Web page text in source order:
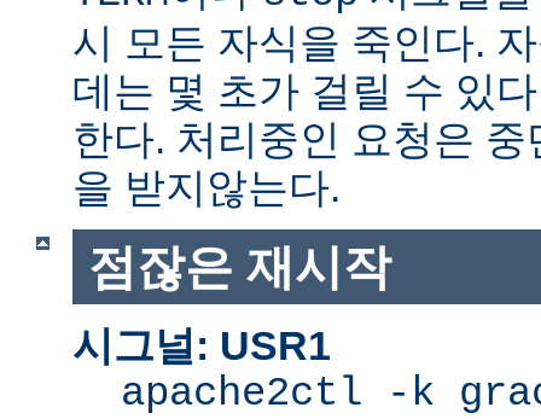
시 모든 자식을 죽인다.
데는 몇 초가 걸릴 수 있
한다. 처리중인 요청은
을 받지않는다.
점잖은 재시작
시그널: USR1
apache2ctl -k